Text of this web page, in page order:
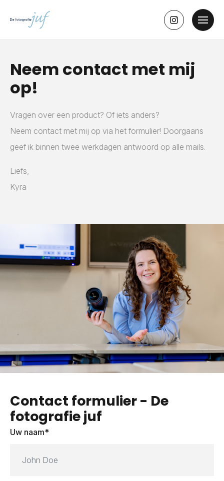
Neem contact met mij
op!
Vragen over een product? Of iets anders?
Neem contact met mij op via het formulier! Doorgaans
geef ik binnen twee werkdagen antwoord op alle mails.
Liefs,
Kyra
Contact formulier - De
fotografie juf
Uw naam*